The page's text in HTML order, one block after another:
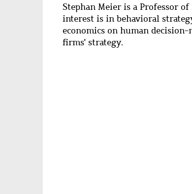
Stephan Meier is a Professor
interest is in behavioral
economics on human
firms' strategy.